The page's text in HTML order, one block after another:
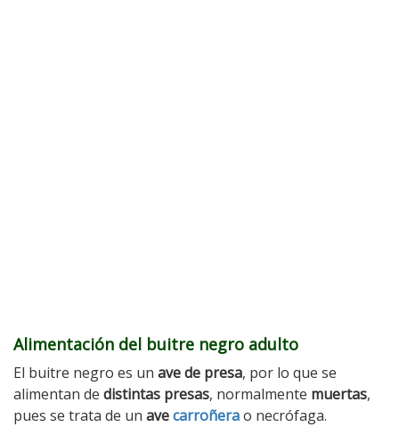
Alimentación del buitre negro adulto
El buitre negro es un ave de presa, por lo que se
alimentan de distintas presas, normalmente muertas,
pues se trata de un avecarroñerao necrófaga.